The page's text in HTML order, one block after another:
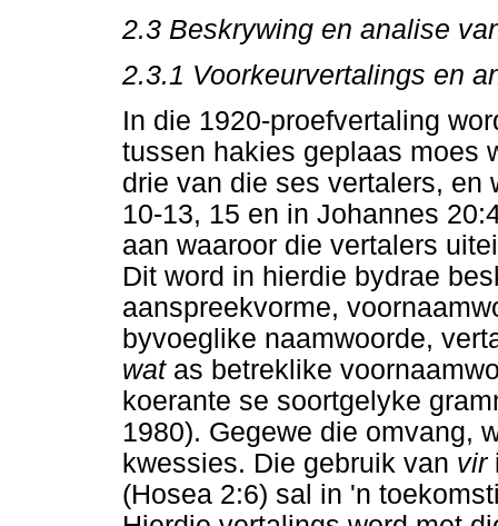
2.3 Beskrywing en analise
2.3.1 Voorkeurvertalings en
In die 1920-proefvertaling
tussen hakies geplaas moes
drie van die ses vertalers, en
10-13, 15 en in Johannes
aan waaroor die vertalers
Dit word in hierdie bydrae
aanspreekvorme,
byvoeglike naamwoorde,
wat as betreklike
koerante se soortgelyke
1980). Gegewe die omvang,
kwessies. Die gebruik van vir
(Hosea 2:6) sal in 'n